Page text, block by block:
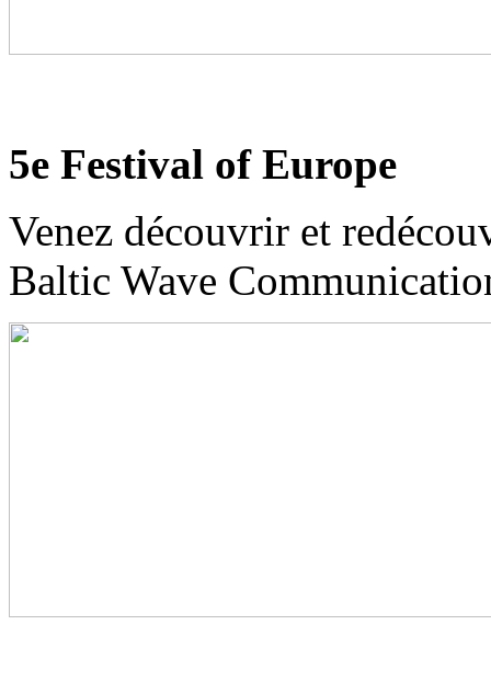
5e Festival of Europe
Venez découvrir et
Baltic Wave